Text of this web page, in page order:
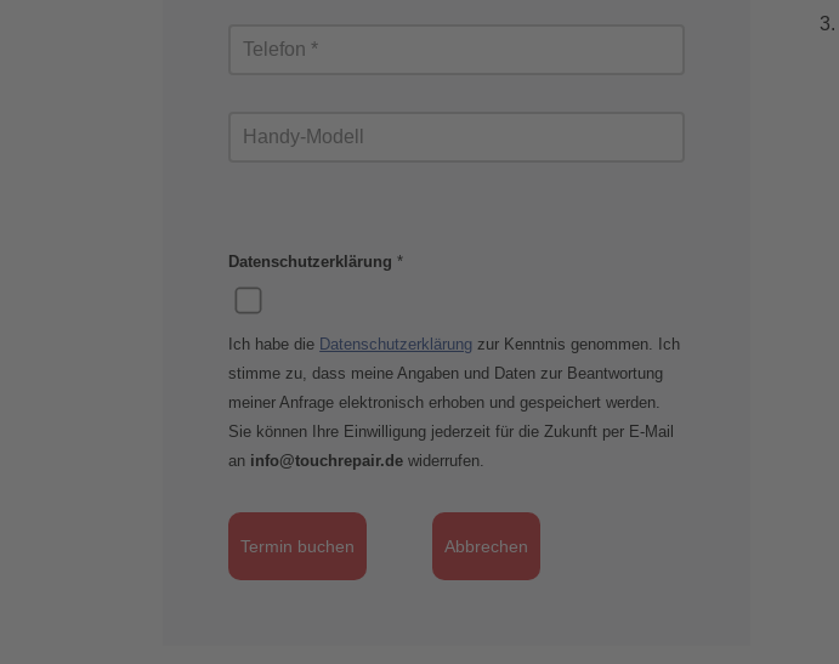
Datenschutzerklärung *
Ich habe die Datenschutzerklärung zur Kenntnis genommen. Ich
stimme zu, dass meine Angaben und Daten zur Beantwortung
meiner Anfrage elektronisch erhoben und gespeichert werden.
Sie können Ihre Einwilligung jederzeit für die Zukunft per E-Mail
an info@touchrepair.de widerrufen.
Termin buchen Abbrechen